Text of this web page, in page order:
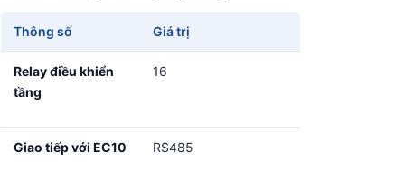
Thông số Giá trị
Relay điều khiển
tầng
16
Giao tiếp với EC10 RS485